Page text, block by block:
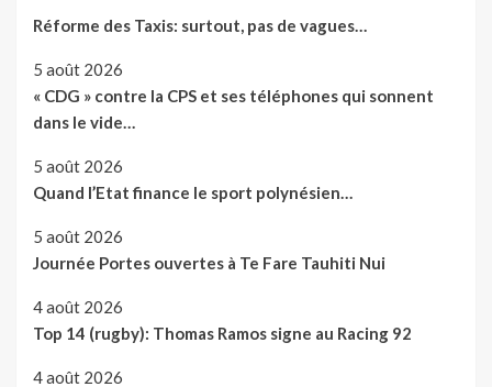
Réforme des Taxis: surtout, pas de vagues…
5 août 2026
« CDG » contre la CPS et ses téléphones qui sonnent
dans le vide…
5 août 2026
Quand l’Etat finance le sport polynésien…
5 août 2026
Journée Portes ouvertes à Te Fare Tauhiti Nui
4 août 2026
Top 14 (rugby): Thomas Ramos signe au Racing 92
4 août 2026